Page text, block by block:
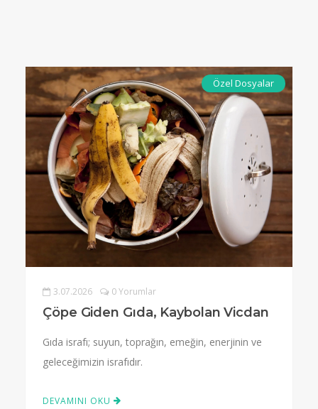
Özel Dosyalar
3.07.2026 0 Yorumlar
Çöpe Giden Gıda, Kaybolan Vicdan
Gıda israfı; suyun, toprağın, emeğin, enerjinin ve
geleceğimizin israfıdır.
DEVAMINI OKU